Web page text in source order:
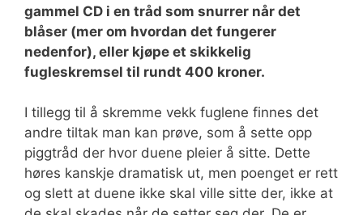
gammel CD i en tråd som snurrer når det
blåser (mer om hvordan det fungerer
nedenfor), eller kjøpe et skikkelig
fugleskremsel til rundt 400 kroner.
I tillegg til å skremme vekk fuglene finnes det
andre tiltak man kan prøve, som å sette opp
piggtråd der hvor duene pleier å sitte. Dette
høres kanskje dramatisk ut, men poenget er rett
og slett at duene ikke skal ville sitte der, ikke at